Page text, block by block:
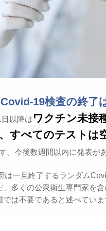
19検査の終了
以降は ワクチン未接
すべてのテストは
。今後数週間以内に発表が
は一旦終了するランダム
多くの公衆衛生専門家を
は不要であると述べていま